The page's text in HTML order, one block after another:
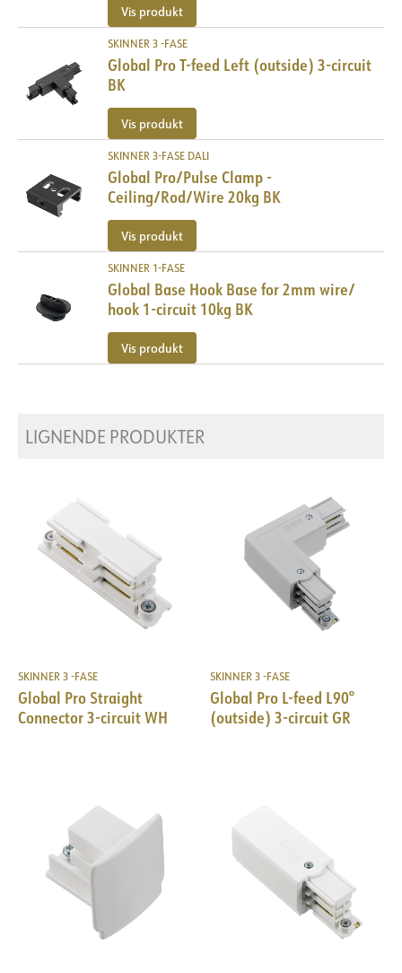
Vis produkt
SKINNER 3 -FASE
Global Pro T-feed Left (outside) 3-circuit
BK
Vis produkt
SKINNER 3-FASE DALI
Global Pro/Pulse Clamp -
Ceiling/Rod/Wire 20kg BK
Vis produkt
SKINNER 1-FASE
Global Base Hook Base for 2mm wire/
hook 1-circuit 10kg BK
Vis produkt
LIGNENDE PRODUKTER
SKINNER 3 -FASE
Global Pro Straight
Connector 3-circuit WH
SKINNER 3 -FASE
Global Pro L-feed L90°
(outside) 3-circuit GR